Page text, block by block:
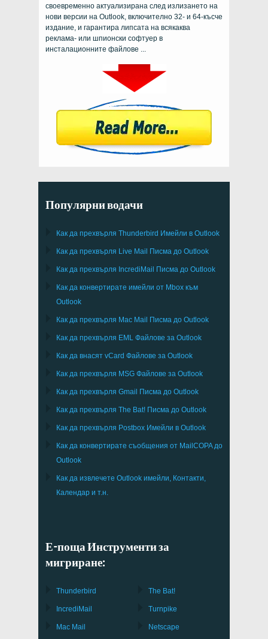
своевременно актуализирана след излизането на
нови версии на Outlook, включително 32- и 64-късче
издание, и гарантира липсата на всякаква
реклама- или шпионски софтуер в
инсталационните файлове ...
Популярни водачи
Как да прехвърля Thunderbird Имейли в Outlook
Как да прехвърля Live Mail Писма до Outlook
Как да прехвърля IncrediMail Писма до Outlook
Как да конвертирате имейли от Mbox към
Outlook
Как да прехвърля Mac Mail Писма до Outlook
Как да прехвърля EML Файлове за Outlook
Как да внасят vCard Файлове за Outlook
Как да прехвърля MSG Файлове за Outlook
Как да прехвърля Gmail Писма до Outlook
Как да прехвърля The Bat! Писма до Outlook
Как да прехвърля Postbox Имейли в Outlook
Как да конвертирате съобщения от MailCOPAдо
Outlook
Как да извлечете Outlook имейли, Контакти,
Календар и т.н.
Е-поща Инструменти за
мигриране:
Thunderbird
IncrediMail
Mac Mail
The Bat!
Turnpike
Netscape